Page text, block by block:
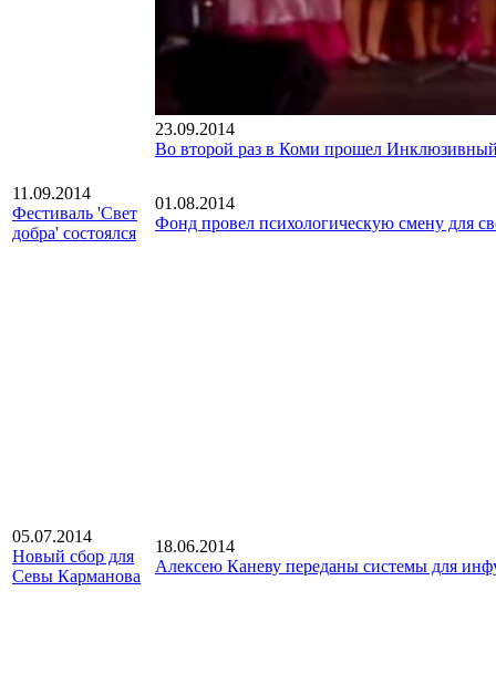
23.09.2014
Во второй раз в Коми прошел Инклюзивный
11.09.2014
Фестиваль 'Свет
добра' состоялся
01.08.2014
Фонд провел психологическую смену для
05.07.2014
Новый сбор для
Севы Карманова
18.06.2014
Алексею Каневу переданы системы для